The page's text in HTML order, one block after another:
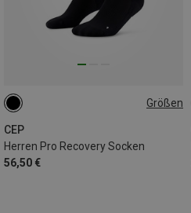
Größen
CEP
Herren Pro Recovery Socken
56,50 €
39|40|41|42 45|46|47|48|49